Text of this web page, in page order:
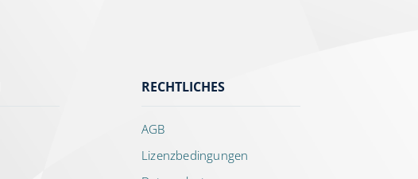
RECHTLICHES
AGB
Lizenzbedingungen